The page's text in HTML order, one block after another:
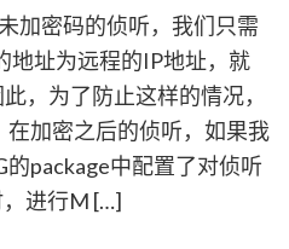
加密码的侦听，我们只需
地址为远程的IP地址，就
，为了防止这样的情况，
在加密之后的侦听，如果我
的package中配置了对侦听
进行M […]